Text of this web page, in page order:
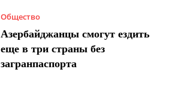
Общество
Азербайджанцы смогут ездить
еще в три страны без
загранпаспорта